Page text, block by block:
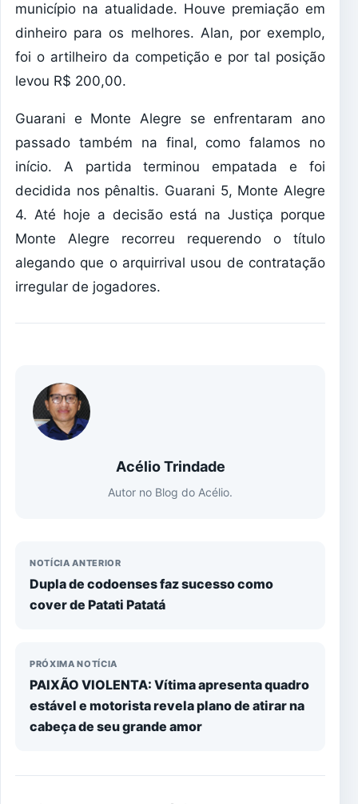
município na atualidade. Houve premiação em
dinheiro para os melhores. Alan, por exemplo,
foi o artilheiro da competição e por tal posição
levou R$ 200,00.
Guarani e Monte Alegre se enfrentaram ano
passado também na final, como falamos no
início. A partida terminou empatada e foi
decidida nos pênaltis. Guarani 5, Monte Alegre
4. Até hoje a decisão está na Justiça porque
Monte Alegre recorreu requerendo o título
alegando que o arquirrival usou de contratação
irregular de jogadores.
Acélio Trindade
Autor no Blog do Acélio.
NOTÍCIA ANTERIOR
Dupla de codoenses faz sucesso como
cover de Patati Patatá
PRÓXIMA NOTÍCIA
PAIXÃO VIOLENTA: Vítima apresenta quadro
estável e motorista revela plano de atirar na
cabeça de seu grande amor